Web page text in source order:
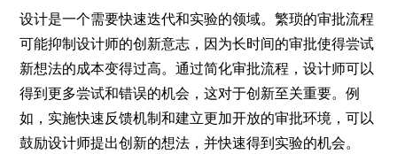
设计是一个需要快速迭代和实验的领域。繁琐的审批流程
可能抑制设计师的创新意志，因为长时间的审批使得尝试
新想法的成本变得过高。通过简化审批流程，设计师可以
得到更多尝试和错误的机会，这对于创新至关重要。例
如，实施快速反馈机制和建立更加开放的审批环境，可以
鼓励设计师提出创新的想法，并快速得到实验的机会。